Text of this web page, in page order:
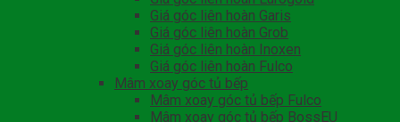
Giá góc liên hoàn Garis
Giá góc liên hoàn Grob
Giá góc liên hoàn Inoxen
Giá góc liên hoàn Fulco
Mâm xoay góc tủ bếp
Mâm xoay góc tủ bếp Fulco
Mâm xoay góc tủ bếp BossEU